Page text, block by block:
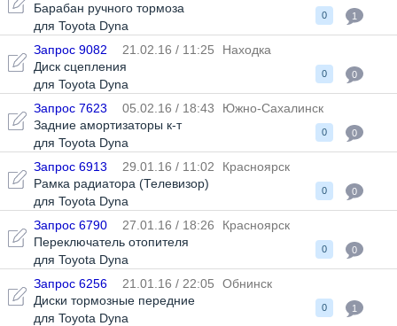
Барабан ручного тормоза
для Toyota Dyna
0 1
Запрос 9082 21.02.16 / 11:25
Находка
Диск сцепления
для Toyota Dyna
0 0
Запрос 7623 05.02.16 / 18:43
Южно-Сахалинск
Задние амортизаторы к-т
для Toyota Dyna
0 0
Запрос 6913 29.01.16 / 11:02
Красноярск
Рамка радиатора (Телевизор)
для Toyota Dyna
0 0
Запрос 6790 27.01.16 / 18:26
Красноярск
Переключатель отопителя
для Toyota Dyna
0 0
Запрос 6256 21.01.16 / 22:05
Обнинск
Диски тормозные передние
для Toyota Dyna
0 1